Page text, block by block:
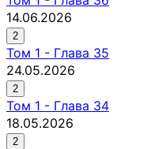
14.06.2026
2
Том 1 - Глава 35
24.05.2026
2
Том 1 - Глава 34
18.05.2026
2